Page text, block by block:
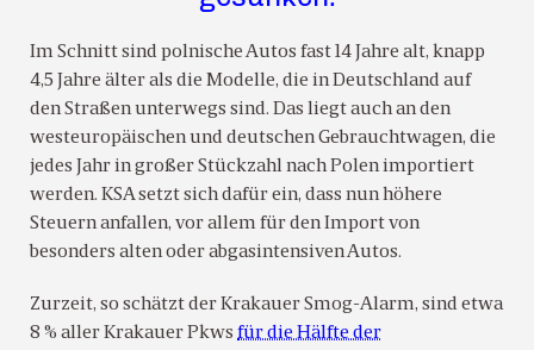
Im Schnitt sind polnische Autos fast 14 Jahre alt, knapp
4,5 Jahre älter als die Modelle, die in Deutschland auf
den Straßen unterwegs sind. Das liegt auch an den
westeuropäischen und deutschen Gebrauchtwagen, die
jedes Jahr in großer Stückzahl nach Polen importiert
werden. KSA setzt sich dafür ein, dass nun höhere
Steuern anfallen, vor allem für den Import von
besonders alten oder abgasintensiven Autos.
Zurzeit, so schätzt der Krakauer Smog-Alarm, sind etwa
8 % aller Krakauer Pkws für die Hälfte der